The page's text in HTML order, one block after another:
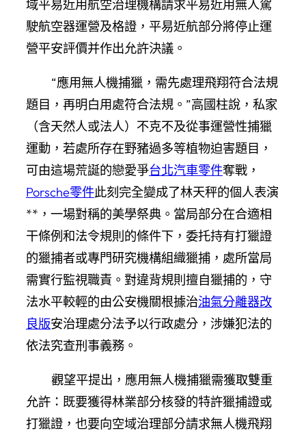
域平易近用航空治理機構請求平易近用無人駕
駛航空器運營及格證，平易近航部分將停止運
營平安評價并作出允許決議。
“應用無人機捕獵，需先處理飛翔符合法規
題目，再明白用處符合法規。”高國柱說，私家
（含天然人或法人）不克不及從事運營性捕獵
運動，若處所存在野豬過多等植物迫害題目，
可由這場荒誕的戀愛爭台北汽車零件奪戰，
Porsche零件此刻完全變成了林天秤的個人表演
**，一場對稱的美學祭典。當局部分在合適相
干條例和法令規則的條件下，委托持有打獵證
的獵捕者或專門研究機構組織獵捕，處所當局
需實行監視職責。對違背規則擅自獵捕的，守
法水平較輕的由公安機關根據治油氣分離器改
良版安治理處分法予以行政處分，涉嫌犯法的
依法究查刑事義務。
觀望平提出，應用無人機捕獵需獲取雙重
允許：既要獲得林業部分核發的特許獵捕證或
打獵證，也要向空域治理部分請求無人機飛翔